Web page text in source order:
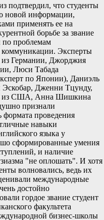
подтвердил, что студенты
новой информации,
применять ее на
борьбе за звание
проблемам
коммуникации. Эксперты
Германии, Джорджия
Люси Табада
по Японии), Даниэль
Эскобар, Дженни Тцунду,
из США, Анна Шишкина
признали
формата проведения
навыки
языка у
сформированные умения
и наличие
"не оплошать". И хотя
волновались, ведь их
международные
достойно
гордое звание студент
факультета
бизнес-школы